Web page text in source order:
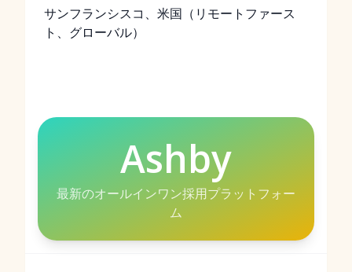
サンフランシスコ、米国（リモートファース
ト、グローバル）
Ashby
最新のオールインワン採用プラットフォー
ム